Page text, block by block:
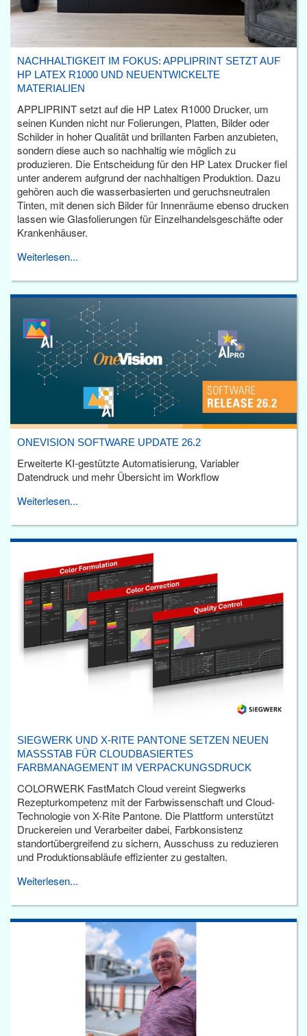
NACHHALTIGKEIT IM FOKUS: APPLIPRINT SETZT AUF
HP LATEX R1000 UND NEUENTWICKELTE
MATERIALIEN
APPLIPRINT setzt auf die HP Latex R1000 Drucker, um
seinen Kunden nicht nur Folierungen, Platten, Bilder oder
Schilder in hoher Qualität und brillanten Farben anzubieten,
sondern diese auch so nachhaltig wie möglich zu
produzieren. Die Entscheidung für den HP Latex Drucker fiel
unter anderem aufgrund der nachhaltigen Produktion. Dazu
gehören auch die wasserbasierten und geruchsneutralen
Tinten, mit denen sich Bilder für Innenräume ebenso drucken
lassen wie Glasfolierungen für Einzelhandelsgeschäfte oder
Krankenhäuser.
Weiterlesen...
ONEVISION SOFTWARE UPDATE 26.2
Erweiterte KI-gestützte Automatisierung, Variabler
Datendruck und mehr Übersicht im Workflow
Weiterlesen...
SIEGWERK UND X-RITE PANTONE SETZEN NEUEN
MASSSTAB FÜR CLOUDBASIERTES F
ARBMANAGEMENT IM VERPACKUNGSDRUCK
COLORWERK FastMatch Cloud vereint Siegwerks
Rezepturkompetenz mit der Farbwissenschaft und Cloud-
Technologie von X-Rite Pantone. Die Plattform unterstützt
Druckereien und Verarbeiter dabei, Farbkonsistenz
standortübergreifend zu sichern, Ausschuss zu reduzieren
und Produktionsabläufe effizienter zu gestalten.
Weiterlesen...